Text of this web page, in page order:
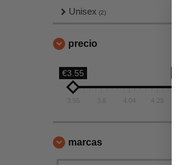
Unisex (2)
precio
€3.55
3.55 3.8 4.04 4.29
marcas